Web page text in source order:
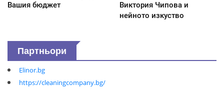
Вашия бюджет
Виктория Чипова и
нейното изкуство
Партньори
Elinor.bg
https://cleaningcompany.bg/